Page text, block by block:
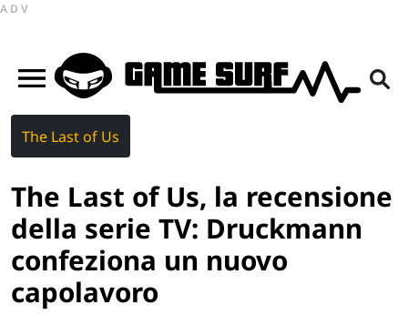
ADV
The Last of Us
The Last of Us, la recensione
della serie TV: Druckmann
confeziona un nuovo
capolavoro